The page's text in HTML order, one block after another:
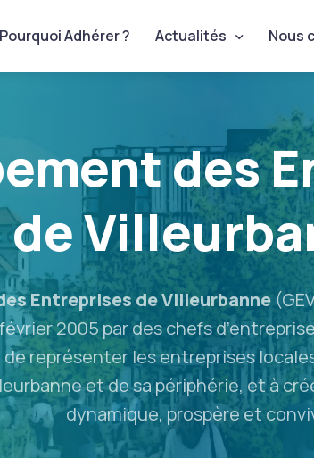
Pourquoi Adhérer ? Actualités Nous
des
de
Entreprises de Villeurbanne
2005 par des chefs
représenter les entreprises
et de sa périphérie, et à
dynamique, prospère et